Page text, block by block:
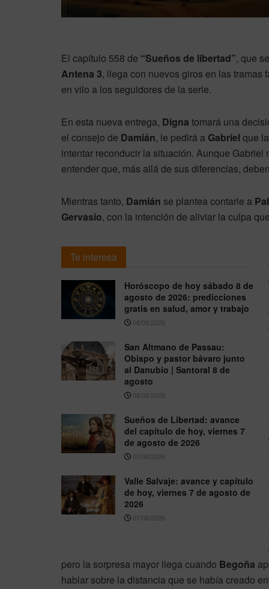
El capítulo 558 de “Sueños de libertad”, que
Antena 3, llega con nuevos giros en las tramas
en vilo a los seguidores de la serie.
En esta nueva entrega, Digna tomará una
el consejo de Damián, le pedirá a Gabriel que
intentar reconducir la situación. Aunque
entender que, más allá de sus diferencias,
Mientras tanto, Damián se plantea contarle a
Gervasio, con la intención de aliviar la culpa
Te interesa
Horóscopo de hoy sábado 8 de
agosto de 2026: predicciones
gratis en salud, amor y trabajo
08/08/2026
San Altmano de Passau:
Obispo y pastor bávaro junto
al Danubio | Santoral 8 de
agosto
08/08/2026
Sueños de Libertad: avance
del capítulo de hoy, viernes 7
de agosto de 2026
07/08/2026
Valle Salvaje: avance y capítulo
de hoy, viernes 7 de agosto de
2026
07/08/2026
pero la sorpresa mayor llega cuando Begoña
hablar sobre la distancia que se había creado